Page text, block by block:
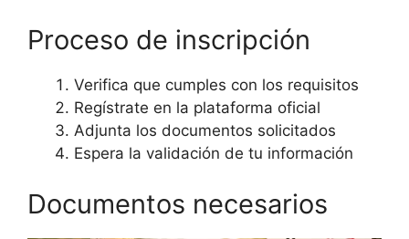
Proceso de inscripción
Verifica que cumples con los requisitos
Regístrate en la plataforma oficial
Adjunta los documentos solicitados
Espera la validación de tu información
Documentos necesarios